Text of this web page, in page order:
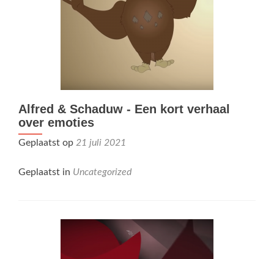
Alfred & Schaduw - Een kort verhaal
over emoties
Geplaatst op 21 juli 2021
Geplaatst in Uncategorized